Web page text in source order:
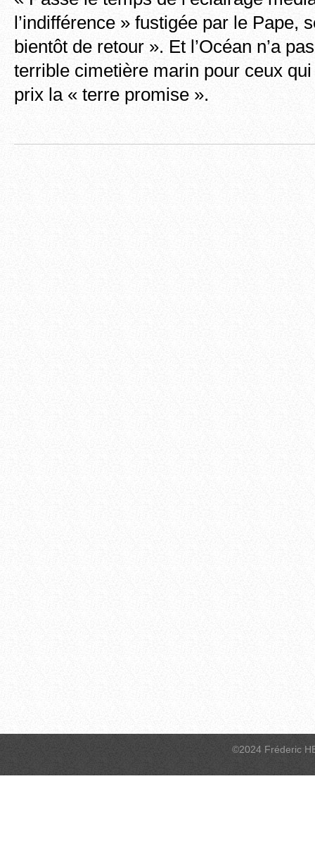
l’indifférence » fustigée par le Pape,
bientôt de retour ». Et l’Océan n’a
terrible cimetière marin pour ceux
prix la « terre promise ».
©2024 Fréderic